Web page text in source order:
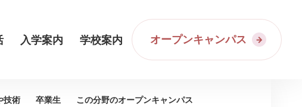
入学案内 学校案内 オープンキャンパス
技術 卒業生 この分野のオープンキャンパス